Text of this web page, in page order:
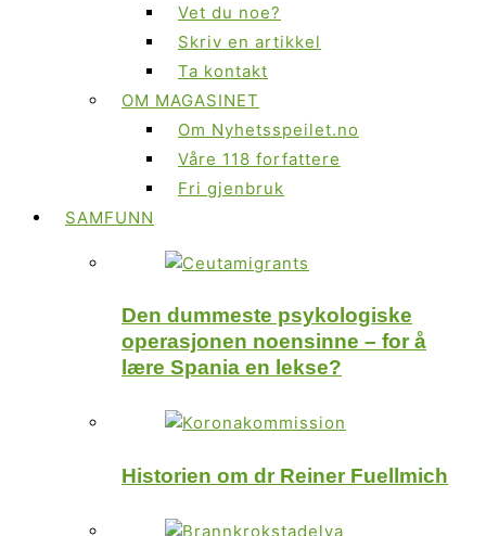
Vet du noe?
Skriv en artikkel
Ta kontakt
OM MAGASINET
Om Nyhetsspeilet.no
Våre 118 forfattere
Fri gjenbruk
SAMFUNN
Den dummeste psykologiske
operasjonen noensinne – for å
lære Spania en lekse?
Historien om dr Reiner Fuellmich